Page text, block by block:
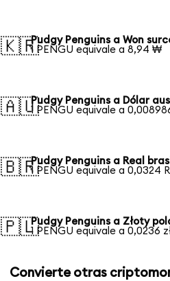
🇰🇷Pudgy Penguins a Won
1 PENGU equivale a 8,94 ₩
🇦🇺Pudgy Penguins a Dólar
1 PENGU equivale a
🇧🇷Pudgy Penguins a Real
1 PENGU equivale a 0,0324
🇵🇱Pudgy Penguins a Złoty
1 PENGU equivale a 0,0236
Convierte otras